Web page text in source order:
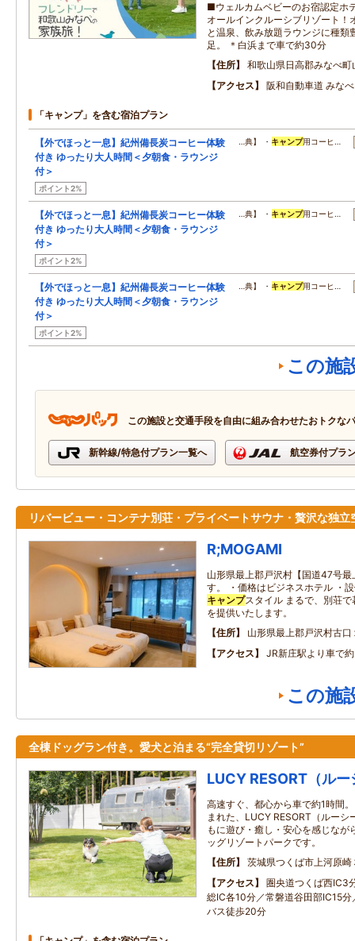
■ウェルカムベビーのお宿認定ホ
オールインクルーシブリゾート！
と温泉、飲み放題ラウンジに種類
足。 ＊白浜まで車で約30分
住所
和歌山県日高郡みなべ
アクセス
阪和自動車道 みな
「キャンプ」を含む宿泊プラン
【外でほっと一息】紀州備長炭コーヒー体験
付き ゆったり大人時間＜夕朝食・ラウンジ
付＞
ポイント2%
…典】 ・ キャンプ用コーヒ…
【外でほっと一息】紀州備長炭コーヒー体験
付き ゆったり大人時間＜夕朝食・ラウンジ
付＞
ポイント2%
…典】 ・ キャンプ用コーヒ…
【外でほっと一息】紀州備長炭コーヒー体験
付き ゆったり大人時間＜夕朝食・ラウンジ
付＞
ポイント2%
…典】 ・ キャンプ用コーヒ…
この施
この施設と交通手段を自由に組み合わせたおトクな
新幹線/特急付プラン一覧へ 航空券付プラ
リバービュー・コンテナ別荘・プライベートサウナ・贅沢な独立
R;MOGAMI
山形県最上郡戸沢村【国道47号
す。 ・価格はビジネスホテル ・
キャンプスタイル まるで、別荘
を提供いたします。
住所
山形県最上郡戸沢村古
アクセス
JR新庄駅より車で
この施
全棟ドッグラン付き。愛犬と泊まる“完全貸切リゾート”
LUCY RESORT（ル
高速すぐ、都心から車で約1時間
まれた、LUCY RESORT（ルーシ
もに遊び・癒し・安心を感じなが
ッグリゾートパークです。
住所
茨城県つくば市上河原崎
アクセス
圏央道つくば西IC3
総IC各10分／常磐道谷田部IC15
バス徒歩20分